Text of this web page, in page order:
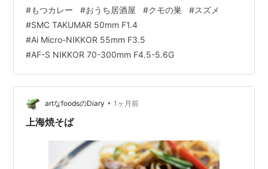
だった清水で人気のひと品となりました。 「だしもつ」
と赤缶カレールウいちどだけその焼鳥店にお邪魔して
『もつカレー』をいただいたことがありましたけれど、
テメーで作ってみるのはこれが初めてです。 そう云えば
何度かノーマルな「もつ煮込み」は調理したことがあり
ますが、豚もつの下処理やしっ…
#もつカレー #おうち居酒屋 #クモの巣 #スズメ
#SMC TAKUMAR 50mm F1.4
#Ai Micro-NIKKOR 55mm F3.5
#AF-S NIKKOR 70-300mm F4.5-5.6G
artなfoodsのDiary • 1ヶ月前
上海焼そば